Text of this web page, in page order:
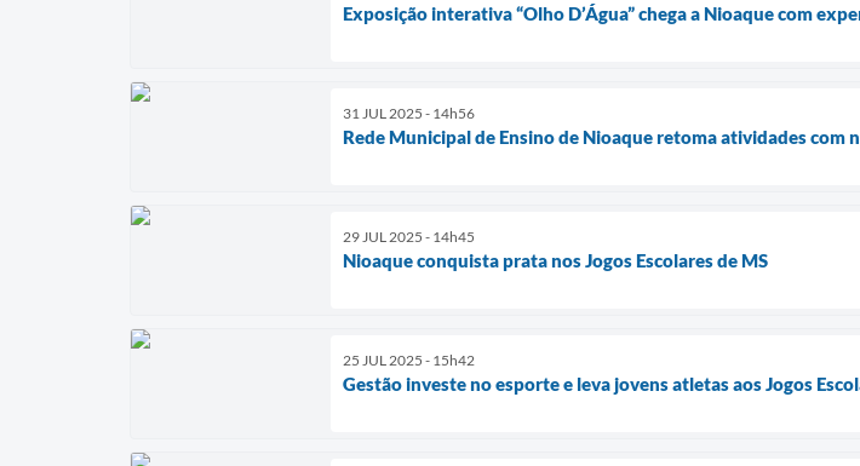
Exposição interativa “Olho D’Água” chega a Nioaque com
31 JUL 2025 - 14h56
Rede Municipal de Ensino de Nioaque retoma atividades com
29 JUL 2025 - 14h45
Nioaque conquista prata nos Jogos Escolares de MS
25 JUL 2025 - 15h42
Gestão investe no esporte e leva jovens atletas aos Jogos